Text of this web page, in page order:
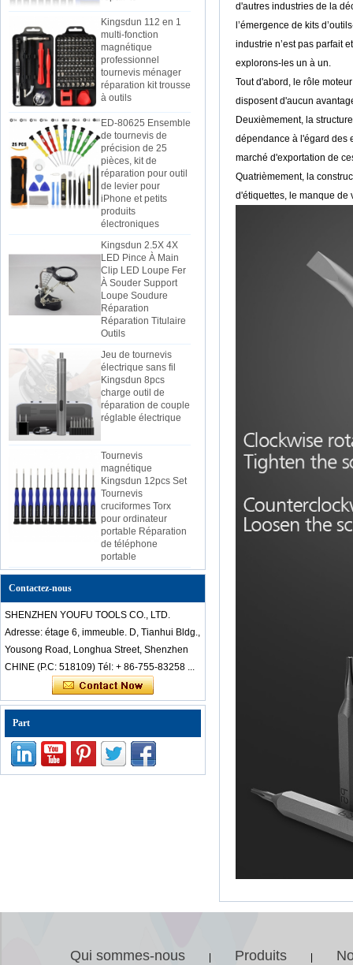
Kingsdun 112 en 1
multi-fonction
magnétique
professionnel
tournevis ménager
réparation kit trousse
à outils
ED-80625 Ensemble
de tournevis de
précision de 25
pièces, kit de
réparation pour outil
de levier pour
iPhone et petits
produits
électroniques
Kingsdun 2.5X 4X
LED Pince À Main
Clip LED Loupe Fer
À Souder Support
Loupe Soudure
Réparation
Réparation Titulaire
Outils
Jeu de tournevis
électrique sans fil
Kingsdun 8pcs
charge outil de
réparation de couple
réglable électrique
Tournevis
magnétique
Kingsdun 12pcs Set
Tournevis
cruciformes Torx
pour ordinateur
portable Réparation
de téléphone
portable
Kingsdun 2019
réparation batterie
au lithium charge
tournevis électrique
ensemble
Chinois-pas cher-
dés professionnel-
anti-statique-en-
mobile-laptop-
repair-to
iPhone et petits
Contactez-nous
SHENZHEN YOUFU TOOLS CO., LTD.
Adresse: étage 6, immeuble. D, Tianhui Bldg.,
Yousong Road, Longhua Street, Shenzhen
CHINE (P.C: 518109) Tél: + 86-755-83258 ...
Part
d'autres industries de la
l’émergence de kits
industrie n’est pas parfait
explorons-les un à un.
Tout d'abord, le rôle
disposent d'aucun
Deuxièmement, la
dépendance à l'égard des
marché d'exportation de
Quatrièmement, la
d'étiquettes, le manque de
Qui sommes-nous Produits